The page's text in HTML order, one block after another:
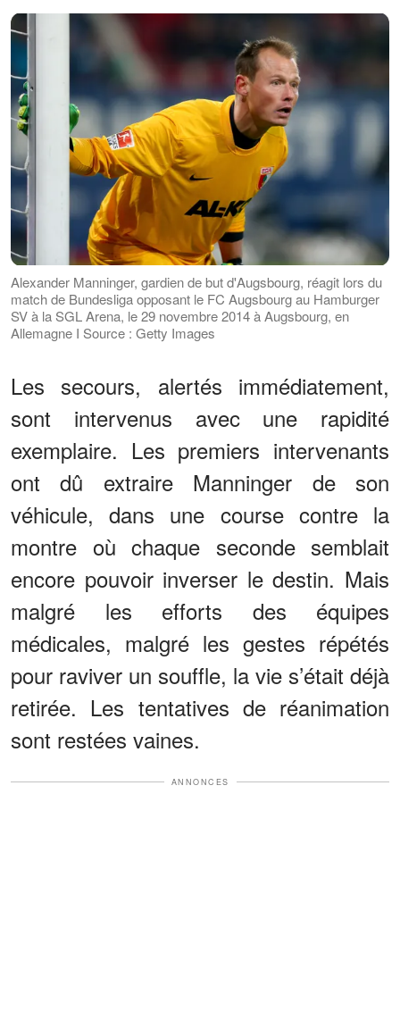
Alexander Manninger, gardien de but d'Augsbourg, réagit lors du
match de Bundesliga opposant le FC Augsbourg au Hamburger
SV à la SGL Arena, le 29 novembre 2014 à Augsbourg, en
Allemagne I Source : Getty Images
Les secours, alertés immédiatement,
sont intervenus avec une rapidité
exemplaire. Les premiers intervenants
ont dû extraire Manninger de son
véhicule, dans une course contre la
montre où chaque seconde semblait
encore pouvoir inverser le destin. Mais
malgré les efforts des équipes
médicales, malgré les gestes répétés
pour raviver un souffle, la vie s’était déjà
retirée. Les tentatives de réanimation
sont restées vaines.
ANNONCES